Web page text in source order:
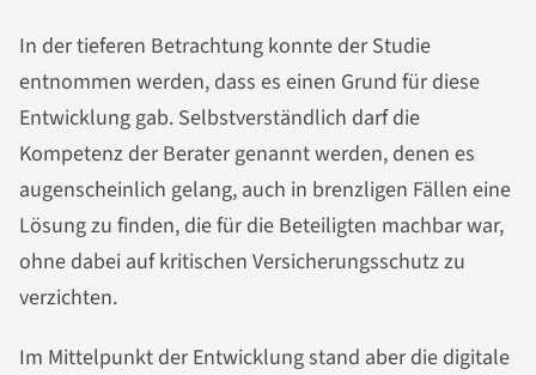
In der tieferen Betrachtung konnte der Studie
entnommen werden, dass es einen Grund für diese
Entwicklung gab. Selbstverständlich darf die
Kompetenz der Berater genannt werden, denen es
augenscheinlich gelang, auch in brenzligen Fällen eine
Lösung zu finden, die für die Beteiligten machbar war,
ohne dabei auf kritischen Versicherungsschutz zu
verzichten.
Im Mittelpunkt der Entwicklung stand aber die digitale